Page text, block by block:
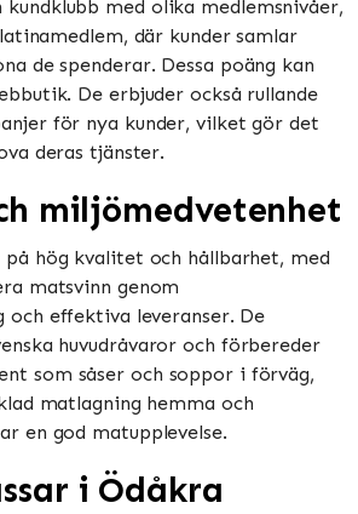
med olika medlemsnivåer,
där kunder samlar
de spenderar. Dessa poäng kan
De erbjuder också rullande
för nya kunder, vilket gör det
deras tjänster​​.
miljömedvetenhet
hög kvalitet och hållbarhet, med
matsvinn genom
och effektiva leveranser. De
huvudråvaror och förbereder
som såser och soppor i förväg,
matlagning hemma och
en god matupplevelse​​​​.
i Ödåkra